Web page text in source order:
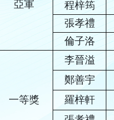
亞軍
程梓筠
張孝禮
倫子洛
一等獎
李晉溢
鄭善宇
羅梓軒